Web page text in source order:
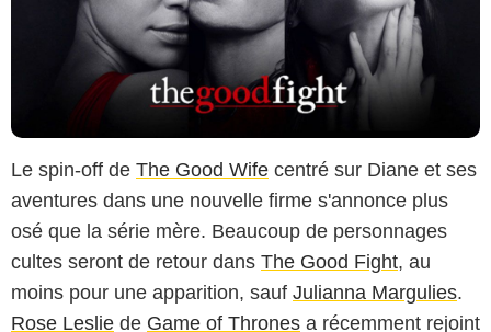
Le spin-off de The Good Wife centré sur Diane et ses
aventures dans une nouvelle firme s'annonce plus
osé que la série mère. Beaucoup de personnages
cultes seront de retour dans The Good Fight, au
moins pour une apparition, sauf Julianna Margulies.
Rose Leslie de Game of Thrones a récemment rejoint